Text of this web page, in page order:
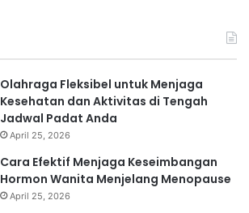
Olahraga Fleksibel untuk Menjaga
Kesehatan dan Aktivitas di Tengah
Jadwal Padat Anda
April 25, 2026
Cara Efektif Menjaga Keseimbangan
Hormon Wanita Menjelang Menopause
April 25, 2026